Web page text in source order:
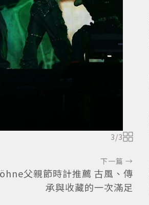
3/3
下一篇 →
父親節時計推薦 古風、傳
承與收藏的一次滿足